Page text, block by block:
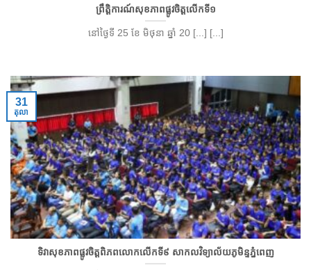
ព្រឹត្តិការណ៍សុខភាពផ្លូវចិត្តលើកទី១
នៅថ្ងៃទី 25 ខែ មិថុនា ឆ្នាំ 20 [...] [...]
ទិវាសុខភាពផ្លូវចិត្តពិភពលោកលើកទី៩ សាកលវិទ្យាល័យភូមិន្ទភ្នំពេញ
31
តុលា